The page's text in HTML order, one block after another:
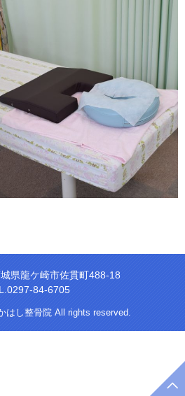
県龍ケ崎市佐貫町488-18
84-6705
はし整骨院 All rights reserved.